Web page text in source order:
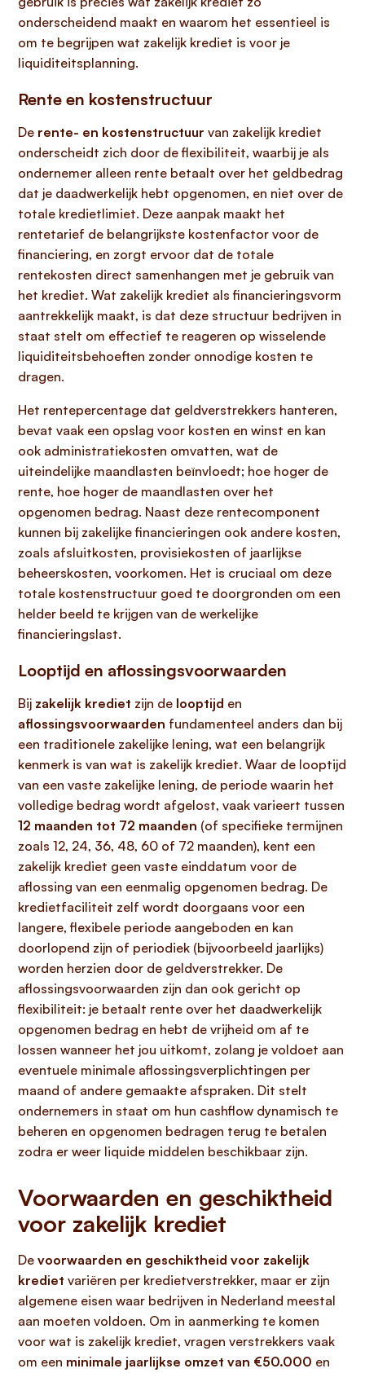
onderscheidend maakt en waarom het essentieel is
om te begrijpen wat zakelijk krediet is voor je
liquiditeitsplanning.
Rente en kostenstructuur
De rente- en kostenstructuur van zakelijk krediet
onderscheidt zich door de flexibiliteit, waarbij je als
ondernemer alleen rente betaalt over het geldbedrag
dat je daadwerkelijk hebt opgenomen, en niet over de
totale kredietlimiet. Deze aanpak maakt het
rentetarief de belangrijkste kostenfactor voor de
financiering, en zorgt ervoor dat de totale
rentekosten direct samenhangen met je gebruik van
het krediet. Wat zakelijk krediet als financieringsvorm
aantrekkelijk maakt, is dat deze structuur bedrijven in
staat stelt om effectief te reageren op wisselende
liquiditeitsbehoeften zonder onnodige kosten te
dragen.
Het rentepercentage dat geldverstrekkers hanteren,
bevat vaak een opslag voor kosten en winst en kan
ook administratiekosten omvatten, wat de
uiteindelijke maandlasten beïnvloedt; hoe hoger de
rente, hoe hoger de maandlasten over het
opgenomen bedrag. Naast deze rentecomponent
kunnen bij zakelijke financieringen ook andere kosten,
zoals afsluitkosten, provisiekosten of jaarlijkse
beheerskosten, voorkomen. Het is cruciaal om deze
totale kostenstructuur goed te doorgronden om een
helder beeld te krijgen van de werkelijke
financieringslast.
Looptijd en aflossingsvoorwaarden
Bij zakelijk krediet zijn de looptijd en
aflossingsvoorwaarden fundamenteel anders dan bij
een traditionele zakelijke lening, wat een belangrijk
kenmerk is van wat is zakelijk krediet. Waar de looptijd
van een vaste zakelijke lening, de periode waarin het
volledige bedrag wordt afgelost, vaak varieert tussen
12 maanden tot 72 maanden (of specifieke termijnen
zoals 12, 24, 36, 48, 60 of 72 maanden), kent een
zakelijk krediet geen vaste einddatum voor de
aflossing van een eenmalig opgenomen bedrag. De
kredietfaciliteit zelf wordt doorgaans voor een
langere, flexibele periode aangeboden en kan
doorlopend zijn of periodiek (bijvoorbeeld jaarlijks)
worden herzien door de geldverstrekker. De
aflossingsvoorwaarden zijn dan ook gericht op
flexibiliteit: je betaalt rente over het daadwerkelijk
opgenomen bedrag en hebt de vrijheid om af te
lossen wanneer het jou uitkomt, zolang je voldoet aan
eventuele minimale aflossingsverplichtingen per
maand of andere gemaakte afspraken. Dit stelt
ondernemers in staat om hun cashflow dynamisch te
beheren en opgenomen bedragen terug te betalen
zodra er weer liquide middelen beschikbaar zijn.
Voorwaarden en geschiktheid
voor zakelijk krediet
De voorwaarden en geschiktheid voor zakelijk
krediet variëren per kredietverstrekker, maar er zijn
algemene eisen waar bedrijven in Nederland meestal
aan moeten voldoen. Om in aanmerking te komen
voor wat is zakelijk krediet, vragen verstrekkers vaak
om een minimale jaarlijkse omzet van €50.000 en